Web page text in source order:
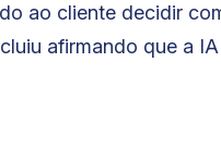
ao cliente decidir
afirmando que a